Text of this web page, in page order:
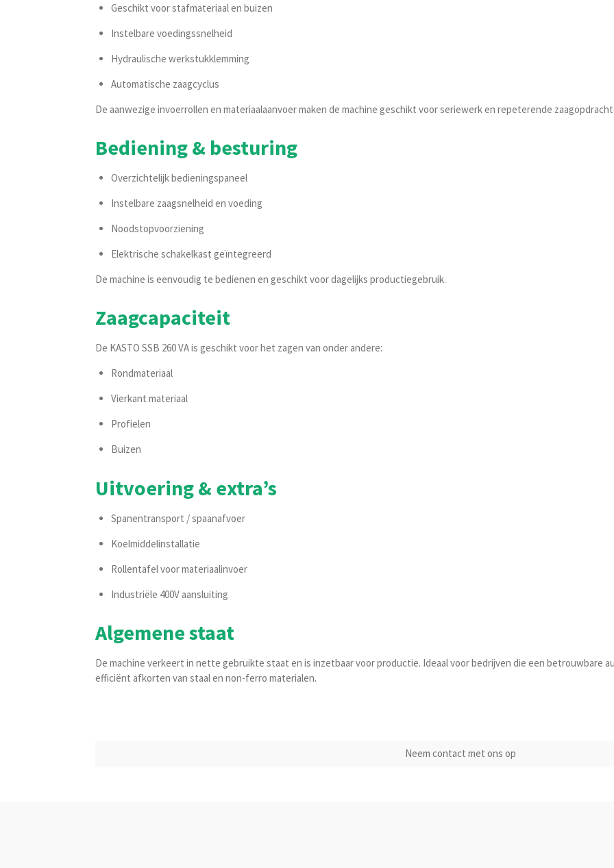
Geschikt voor stafmateriaal en buizen
Instelbare voedingssnelheid
Hydraulische werkstukklemming
Automatische zaagcyclus
De aanwezige invoerrollen en materiaalaanvoer maken de machine geschikt voor seriewerk en repeterende
Bediening & besturing
Overzichtelijk bedieningspaneel
Instelbare zaagsnelheid en voeding
Noodstopvoorziening
Elektrische schakelkast geïntegreerd
De machine is eenvoudig te bedienen en geschikt voor dagelijks productiegebruik.
Zaagcapaciteit
De KASTO SSB 260 VA is geschikt voor het zagen van onder andere:
Rondmateriaal
Vierkant materiaal
Profielen
Buizen
Uitvoering & extra’s
Spanentransport / spaanafvoer
Koelmiddelinstallatie
Rollentafel voor materiaalinvoer
Industriële 400V aansluiting
Algemene staat
De machine verkeert in nette gebruikte staat en is inzetbaar voor productie. Ideaal voor bedrijven die een betrouwbare
efficiënt afkorten van staal en non-ferro materialen.
Neem contact met ons op